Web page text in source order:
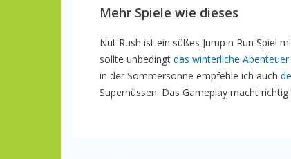
Mehr Spiele wie dieses
Nut Rush ist ein süßes Jump n Run Spiel
sollte unbedingt das winterliche Abenteuer
in der Sommersonne empfehle ich auch
Supernüssen. Das Gameplay macht